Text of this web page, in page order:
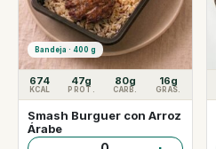
Bandeja · 400 g
674
KCAL
47g
PROT.
80g
CARB.
16g
GRAS.
Smash Burguer con Arroz
Árabe